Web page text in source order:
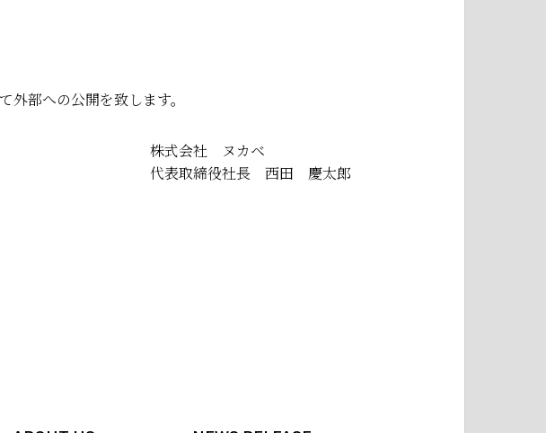
部への公開を致します。
株式会社 ヌカベ
代表取締役社長 西田 慶太郎